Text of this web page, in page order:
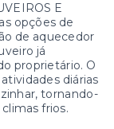
E
opções de
de aquecedor
já
proprietário. O
diárias
tornando-
frios.